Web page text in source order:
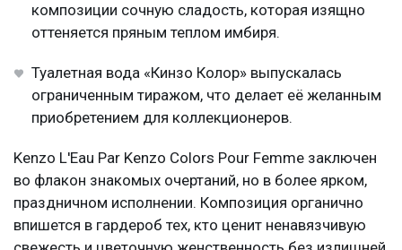
композиции сочную сладость, которая изящно
оттеняется пряным теплом имбиря.
Туалетная вода «Кинзо Колор» выпускалась
ограниченным тиражом, что делает её желанным
приобретением для коллекционеров.
Kenzo L'Eau Par Kenzo Colors Pour Femme заключен
во флакон знакомых очертаний, но в более ярком,
праздничном исполнении. Композиция органично
впишется в гардероб тех, кто ценит ненавязчивую